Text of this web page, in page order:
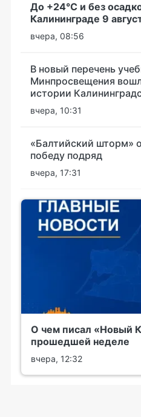
До +24°С и без
Калининграде 9
вчера, 08:56
В новый перечень
Минпросвещения
истории
вчера, 10:31
«Балтийский шторм»
победу подряд
вчера, 17:31
О чем писал «Новый
прошедшей неделе
вчера, 12:32